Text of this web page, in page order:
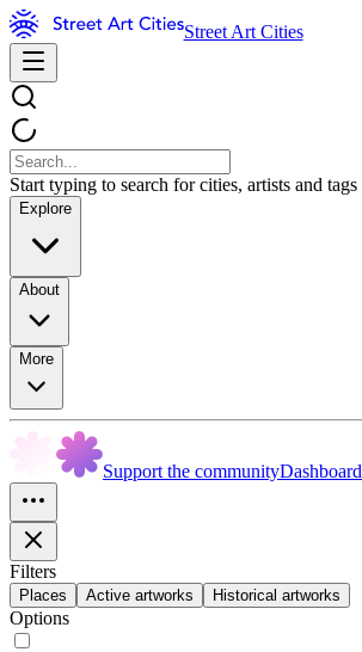
Street Art Cities
Start typing to search for cities, artists and tags
Explore
About
More
Support the communityDashboard
Filters
Places Active artworks Historical artworks
Options